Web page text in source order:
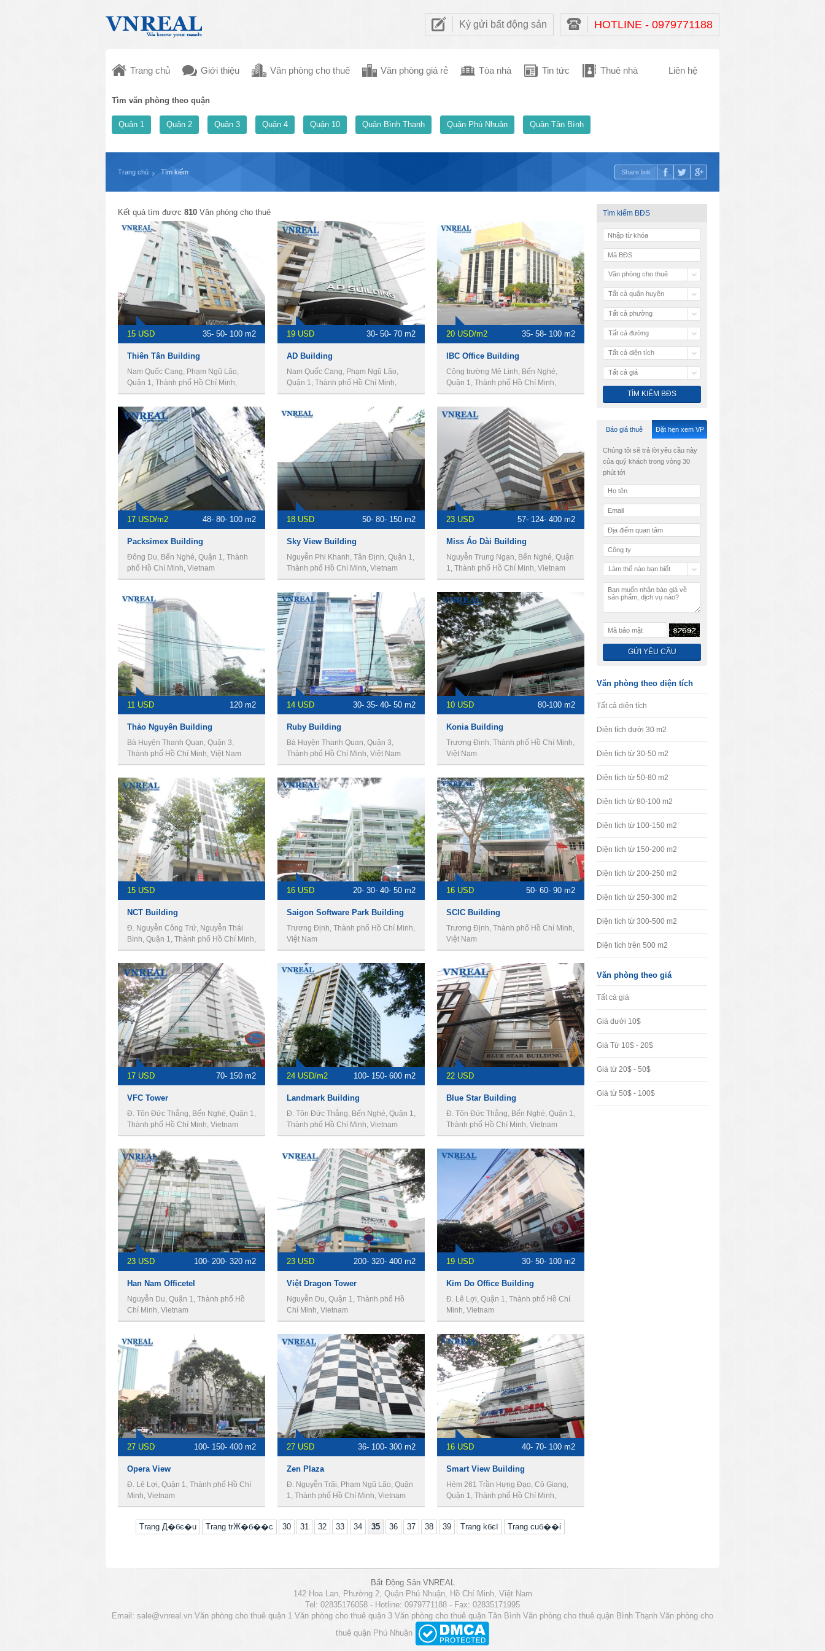
Ký gửi bất động sản HOTLINE - 0979771188
Trang chủ Giới thiệu Văn phòng cho thuê Văn phòng giá rẻ Tòa nhà Tin tức Thuê nhà Liên hệ
Tìm văn phòng theo quận
Quận 1 Quận 2 Quận 3 Quận 4 Quận 10 Quận Bình Thạnh Quận Phú Nhuận Quận Tân Bình
Trang chủ Tìm kiếm Share link
Kết quả tìm được 810 Văn phòng cho thuê
15 USD 35- 50- 100 m2
Thiên Tân Building
Nam Quốc Cang, Phạm Ngũ Lão,
Quận 1, Thành phố Hồ Chí Minh,
Vietnam
19 USD 30- 50- 70 m2
AD Building
Nam Quốc Cang, Phạm Ngũ Lão,
Quận 1, Thành phố Hồ Chí Minh,
Vietnam
20 USD/m2 35- 58- 100 m2
IBC Office Building
Công trường Mê Linh, Bến Nghé,
Quận 1, Thành phố Hồ Chí Minh,
Vietnam
17 USD/m2 48- 80- 100 m2
Packsimex Building
Đông Du, Bến Nghé, Quận 1, Thành
phố Hồ Chí Minh, Vietnam
18 USD 50- 80- 150 m2
Sky View Building
Nguyễn Phi Khanh, Tân Định, Quận 1,
Thành phố Hồ Chí Minh, Vietnam
23 USD 57- 124- 400 m2
Miss Áo Dài Building
Nguyễn Trung Ngạn, Bến Nghé, Quận
1, Thành phố Hồ Chí Minh, Vietnam
11 USD 120 m2
Thảo Nguyên Building
Bà Huyện Thanh Quan, Quận 3,
Thành phố Hồ Chí Minh, Việt Nam
14 USD 30- 35- 40- 50 m2
Ruby Building
Bà Huyện Thanh Quan, Quận 3,
Thành phố Hồ Chí Minh, Việt Nam
10 USD 80-100 m2
Konia Building
Trương Định, Thành phố Hồ Chí Minh,
Việt Nam
15 USD
NCT Building
Đ. Nguyễn Công Trứ, Nguyễn Thái
Bình, Quận 1, Thành phố Hồ Chí Minh,
Vietnam
16 USD 20- 30- 40- 50 m2
Saigon Software Park​ Building
Trương Định, Thành phố Hồ Chí Minh,
Việt Nam
16 USD 50- 60- 90 m2
SCIC Building
Trương Định, Thành phố Hồ Chí Minh,
Việt Nam
17 USD 70- 150 m2
VFC Tower
Đ. Tôn Đức Thắng, Bến Nghé, Quận 1,
Thành phố Hồ Chí Minh, Vietnam
24 USD/m2 100- 150- 600 m2
​Landmark Building
Đ. Tôn Đức Thắng, Bến Nghé, Quận 1,
Thành phố Hồ Chí Minh, Vietnam
22 USD
​Blue Star Building
Đ. Tôn Đức Thắng, Bến Nghé, Quận 1,
Thành phố Hồ Chí Minh, Vietnam
23 USD 100- 200- 320 m2
Han Nam Officetel
Nguyễn Du, Quận 1, Thành phố Hồ
Chí Minh, Vietnam
23 USD 200- 320- 400 m2
Việt Dragon Tower
Nguyễn Du, Quận 1, Thành phố Hồ
Chí Minh, Vietnam
19 USD 30- 50- 100 m2
Kim Do Office Building
Đ. Lê Lợi, Quận 1, Thành phố Hồ Chí
Minh, Vietnam
27 USD 100- 150- 400 m2
Opera View
Đ. Lê Lợi, Quận 1, Thành phố Hồ Chí
Minh, Vietnam
27 USD 36- 100- 300 m2
Zen Plaza
Đ. Nguyễn Trãi, Phạm Ngũ Lão, Quận
1, Thành phố Hồ Chí Minh, Vietnam
16 USD 40- 70- 100 m2
Smart View Building
Hẻm 261 Trần Hưng Đạo, Cô Giang,
Quận 1, Thành phố Hồ Chí Minh,
Vietnam
Trang Д�бє�u Trang trЖ�б��c 30 31 32 33 34 35 36 37 38 39 Trang kбєї Trang cuб��i
Tìm kiếm BĐS
Văn phòng cho thuê
Tất cả quận huyện
Tất cả phường
Tất cả đường
Tất cả diện tích
Tất cả giá
Báo giá thuê Đặt hẹn xem VP
Chúng tôi sẽ trả lời yêu cầu này
của quý khách trong vòng 30
phút tới
Làm thế nào bạn biết
Văn phòng theo diện tích
Tất cả diện tích
Diện tích dưới 30 m2
Diện tích từ 30-50 m2
Diện tích từ 50-80 m2
Diện tích từ 80-100 m2
Diện tích từ 100-150 m2
Diện tích từ 150-200 m2
Diện tích từ 200-250 m2
Diện tích từ 250-300 m2
Diện tích từ 300-500 m2
Diện tích trên 500 m2
Văn phòng theo giá
Tất cả giá
Giá dưới 10$
Giá Từ 10$ - 20$
Giá từ 20$ - 50$
Giá từ 50$ - 100$
Bất Động Sản VNREAL
142 Hoa Lan, Phường 2, Quận Phú Nhuận, Hồ Chí Minh, Việt Nam
Tel: 02835176058 - Hotline: 0979771188 - Fax: 02835171995
Email: sale@vnreal.vn Văn phòng cho thuê quận 1 Văn phòng cho thuê quận 3 Văn phòng cho thuê quận Tân Bình Văn phòng cho thuê quận Bình Thạnh Văn phòng cho
thuê quận Phú Nhuận